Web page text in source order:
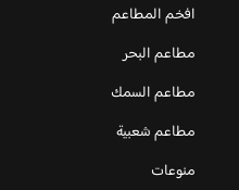
افخم المطاعم
مطاعم البحر
مطاعم السمك
مطاعم شعبية
منوعات